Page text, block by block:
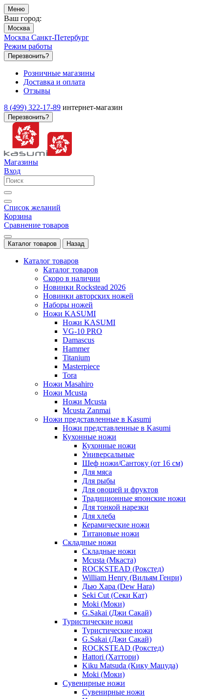
Меню
Ваш город:
Москва
Москва Санкт-Петербург
Режим работы
Перезвонить?
Розничные магазины
Доставка и оплата
Отзывы
8 (499) 322-17-89 интернет-магазин
Перезвонить?
Магазины
Вход
Список желаний
Корзина
Сравнение товаров
Каталог товаров Назад
Каталог товаров
Каталог товаров
Скоро в наличии
Новинки Rockstead 2026
Новинки авторских ножей
Наборы ножей
Ножи KASUMI
Ножи KASUMI
VG-10 PRO
Damascus
Hammer
Titanium
Masterpiece
Tora
Ножи Masahiro
Ножи Mcusta
Ножи Mcusta
Mcusta Zanmai
Ножи представленные в Kasumi
Ножи представленные в Kasumi
Кухонные ножи
Кухонные ножи
Универсальные
Шеф ножи/Сантоку (от 16 см)
Для мяса
Для рыбы
Для овощей и фруктов
Традиционные японские ножи
Для тонкой нарезки
Для хлеба
Керамические ножи
Титановые ножи
Складные ножи
Складные ножи
Mcusta (Мкаста)
ROCKSTEAD (Рокстед)
William Henry (Вильям Генри)
Дью Хара (Dew Hara)
Seki Cut (Секи Кат)
Moki (Моки)
G.Sakai (Джи Сакай)
Туристические ножи
Туристические ножи
G.Sakai (Джи Сакай)
ROCKSTEAD (Рокстед)
Hattori (Хаттори)
Kiku Matsuda (Кику Мацуда)
Moki (Моки)
Сувенирные ножи
Сувенирные ножи